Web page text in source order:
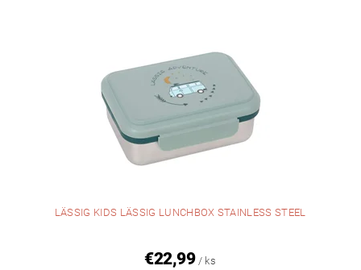
LÄSSIG KIDS LÄSSIG LUNCHBOX STAINLESS STEEL
€22,99 / ks